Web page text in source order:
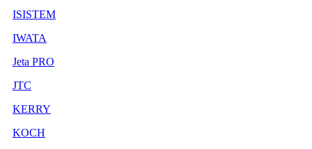
ISISTEM
IWATA
Jeta PRO
JTC
KERRY
KOCH